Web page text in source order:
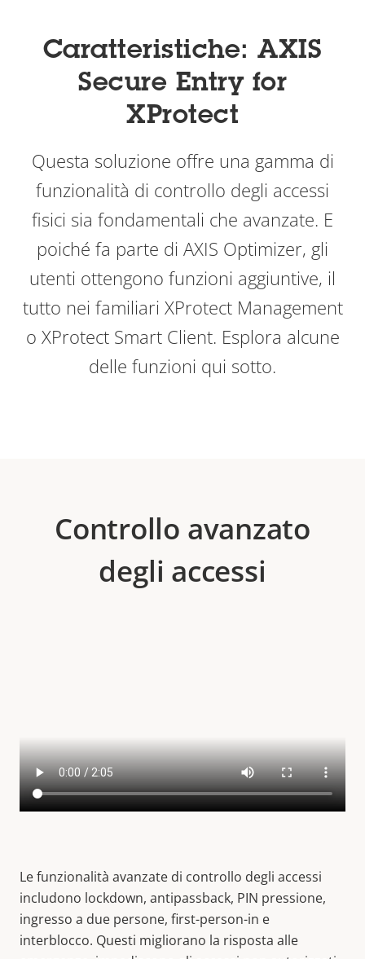
Caratteristiche: AXIS
Secure Entry for
XProtect
Questa soluzione offre una gamma di
funzionalità di controllo degli accessi
fisici sia fondamentali che avanzate. E
poiché fa parte di AXIS Optimizer, gli
utenti ottengono funzioni aggiuntive, il
tutto nei familiari XProtect Management
o XProtect Smart Client. Esplora alcune
delle funzioni qui sotto.
Controllo avanzato
degli accessi
Le funzionalità avanzate di controllo degli accessi
includono lockdown, antipassback, PIN pressione,
ingresso a due persone, first-person-in e
interblocco. Questi migliorano la risposta alle